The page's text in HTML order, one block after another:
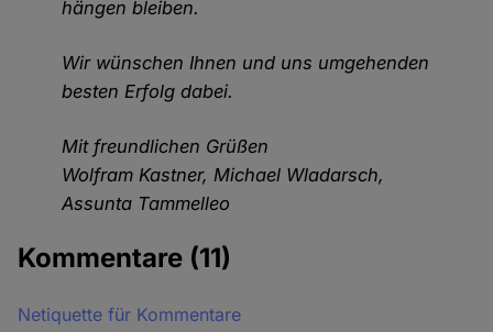
hängen bleiben.
Wir wünschen Ihnen und uns umgehenden
besten Erfolg dabei.
Mit freundlichen Grüßen
Wolfram Kastner, Michael Wladarsch,
Assunta Tammelleo
Kommentare (11)
Netiquette für Kommentare